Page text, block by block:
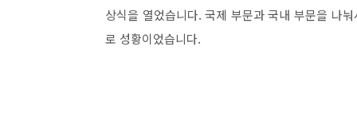
상식을 열었습니다. 국제 부문과 국내 부문을 나
로 성황이었습니다.